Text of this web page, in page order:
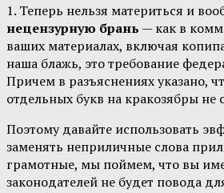
1. Теперь нельзя материться и
нецензурную брань — как в
ваших материалах, включая
наша блажь, это требование
Причем в разъяснениях указано,
отдельных букв на кракозябры не
Поэтому давайте использовать
заменять неприличные слова
грамотные, мы поймем, что вы
законодателей не будет повода